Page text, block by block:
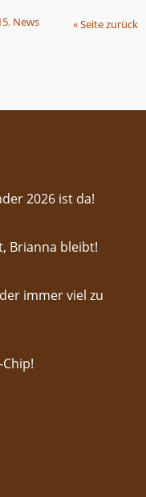
« Seite zurück
, News
2026 ist da!
Brianna bleibt!
immer viel zu